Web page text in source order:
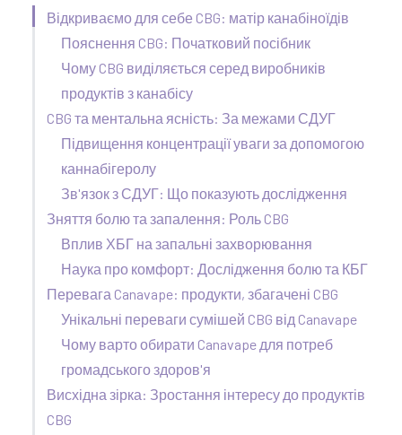
Відкриваємо для себе CBG: матір канабіноїдів
Пояснення CBG: Початковий посібник
Чому CBG виділяється серед виробників
продуктів з канабісу
CBG та ментальна ясність: За межами СДУГ
Підвищення концентрації уваги за допомогою
каннабігеролу
Зв'язок з СДУГ: Що показують дослідження
Зняття болю та запалення: Роль CBG
Вплив ХБГ на запальні захворювання
Наука про комфорт: Дослідження болю та КБГ
Перевага Canavape: продукти, збагачені CBG
Унікальні переваги сумішей CBG від Canavape
Чому варто обирати Canavape для потреб
громадського здоров'я
Висхідна зірка: Зростання інтересу до продуктів
CBG